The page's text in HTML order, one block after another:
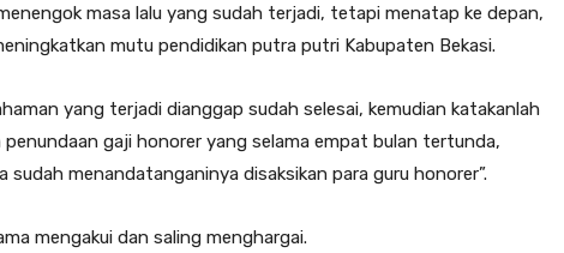
masa lalu yang sudah terjadi, tetapi menatap ke depan,
mutu pendidikan putra putri Kabupaten Bekasi.
yang terjadi dianggap sudah selesai, kemudian katakanlah
gaji honorer yang selama empat bulan tertunda,
sudah menandatanganinya disaksikan para guru honorer”.
mengakui dan saling menghargai.